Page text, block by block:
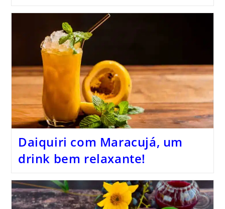
Daiquiri com Maracujá, um
drink bem relaxante!